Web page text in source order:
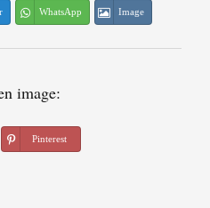
WhatsApp Image
image:
Pinterest